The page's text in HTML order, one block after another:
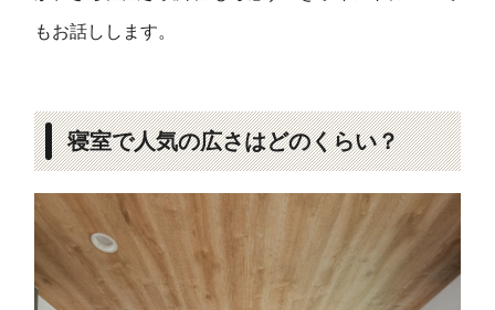
もお話しします。
寝室で人気の広さはどのくらい？